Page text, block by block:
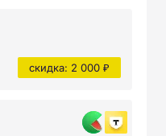
скидка: 2 000 ₽